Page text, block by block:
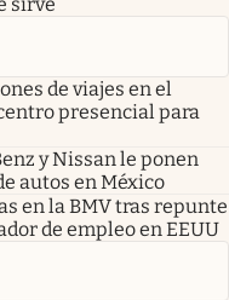
de viajes en el
presencial para
y Nissan le ponen
autos en México
en la BMV tras repunte
de empleo en EEUU